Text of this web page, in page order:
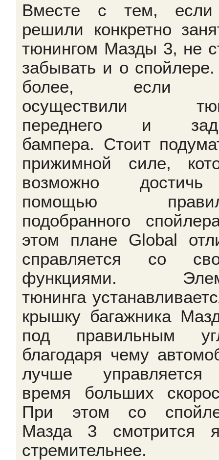
Вместе с тем,
решили конкретно
тюнингом Мазды 3, не
забывать и о
более, если
осуществили
переднего и
бампера. Стоит
прижимной силе,
возможно
помощью
подобранного
этом плане Global
справляется со
функциями.
тюнинга
крышку багажника
под правильным
благодаря чему
лучше
время больших
При этом со
Мазда 3 смотрится
стремительнее.